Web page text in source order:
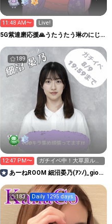
11:48 AM〜 Live!
5G紫達磨応援🙏うたうたう琳のにじ
189
12:47 PM〜
ガチイベ中！大草原ルー
ム目指してます𐤔𐤔𐤔
あーねROOM 細沼晏乃(ｱﾝﾉ)_gio
183 Daily 1295 days